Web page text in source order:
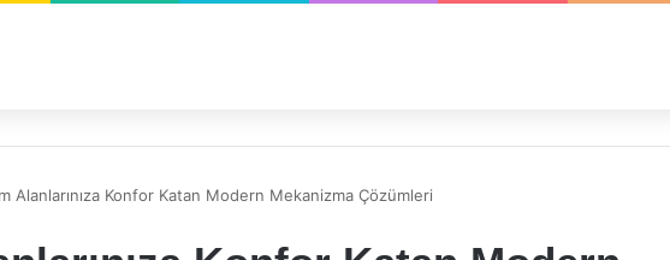
Alanlarınıza Konfor Katan Modern Mekanizma Çözümleri